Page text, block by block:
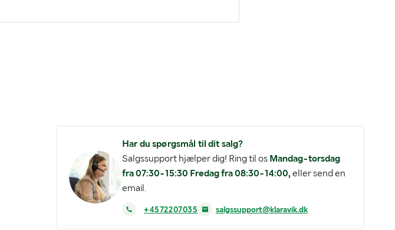
Har du spørgsmål til dit salg?
Salgssupport hjælper dig! Ring til os Mandag-torsdag
fra 07:30-15:30 Fredag fra 08:30-14:00, eller send en
email.
+4572207035 salgssupport@klaravik.dk